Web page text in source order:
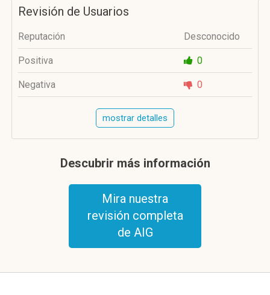
Revisión de Usuarios
Reputación Desconocido
Positiva 0
Negativa 0
mostrar detalles
Descubrir más información
Mira nuestra
revisión completa
de AIG